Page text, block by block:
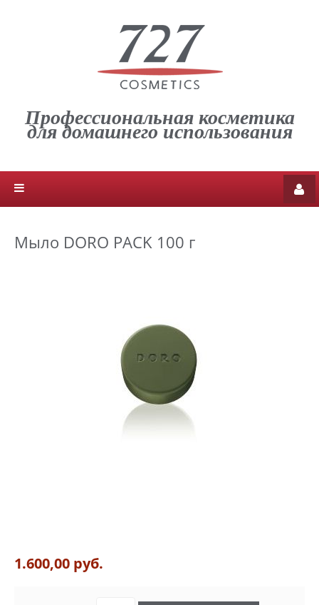
Профессиональная косметика
для домашнего использования
Мыло DORO PACK 100 г
1.600,00 руб.